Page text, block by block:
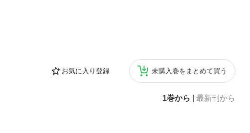
お気に入り登録 未購入巻をまとめて買う
1巻から 最新刊から